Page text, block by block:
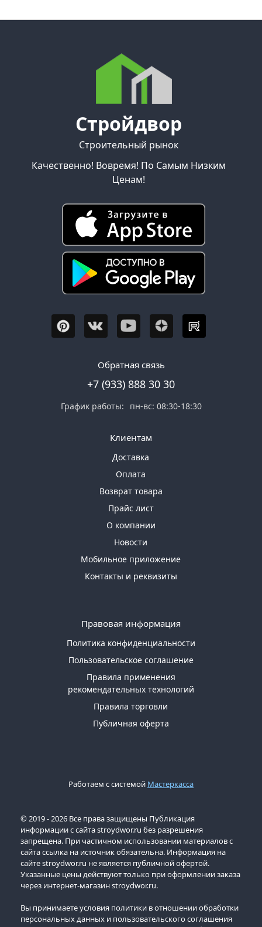
Стройдвор
Строительный рынок
Качественно! Вовремя! По Самым Низким
Ценам!
Обратная связь
+7 (933) 888 30 30
График работы: пн-вс: 08:30-18:30
Клиентам
Доставка
Оплата
Возврат товара
Прайс лист
О компании
Новости
Мобильное приложение
Контакты и реквизиты
Правовая информация
Политика конфиденциальности
Пользовательское соглашение
Правила применения
рекомендательных технологий
Правила торговли
Публичная оферта
Работаем с системой Мастеркасса
© 2019 - 2026 Все права защищены Публикация
информации с сайта stroydwor.ru без разрешения
запрещена. При частичном использовании материалов с
сайта ссылка на источник обязательна. Информация на
сайте stroydwor.ru не является публичной офертой.
Указанные цены действуют только при оформлении заказа
через интернет-магазин stroydwor.ru.
Вы принимаете условия политики в отношении обработки
персональных данных и пользовательского соглашения